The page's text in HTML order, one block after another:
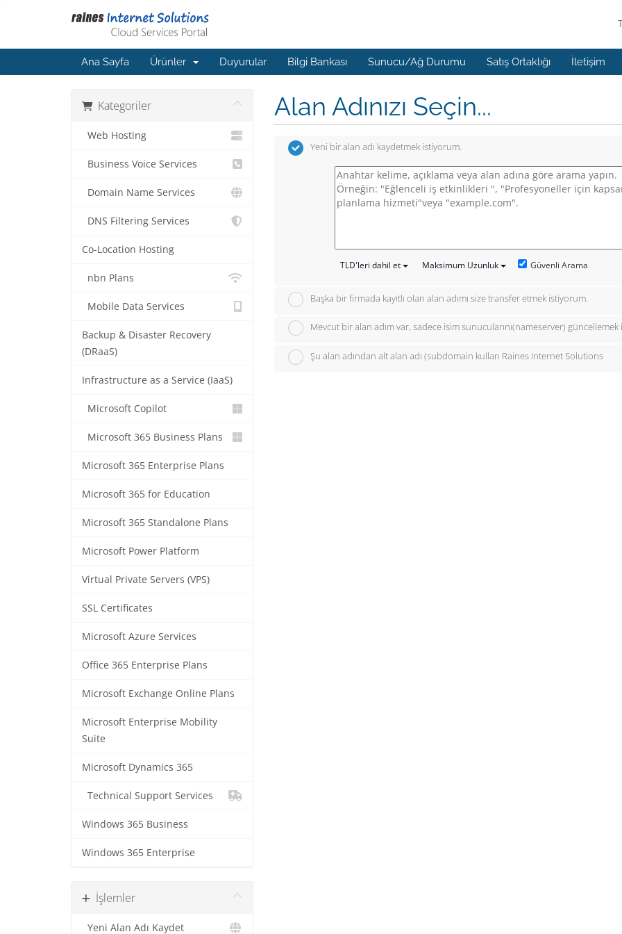
Ana Sayfa Ürünler Duyurular Bilgi Bankası Sunucu/Ağ Durumu Satış Ortaklığı İletişim
Kategoriler
Web Hosting
Business Voice Services
Domain Name Services
DNS Filtering Services
Co-Location Hosting
nbn Plans
Mobile Data Services
Backup & Disaster Recovery
(DRaaS)
Infrastructure as a Service (IaaS)
Microsoft Copilot
Microsoft 365 Business Plans
Microsoft 365 Enterprise Plans
Microsoft 365 for Education
Microsoft 365 Standalone Plans
Microsoft Power Platform
Virtual Private Servers (VPS)
SSL Certificates
Microsoft Azure Services
Office 365 Enterprise Plans
Microsoft Exchange Online Plans
Microsoft Enterprise Mobility
Suite
Microsoft Dynamics 365
Technical Support Services
Windows 365 Business
Windows 365 Enterprise
İşlemler
Yeni Alan Adı Kaydet
Alan Adınızı Seçin...
Yeni bir alan adı kaydetmek istiyorum.
TLD'leri dahil et Maksimum Uzunluk Güvenli Arama
Başka bir firmada kayıtlı olan alan adımı size transfer etmek istiyorum.
Mevcut bir alan adım var, sadece isim sunucularını(nameserver)
Şu alan adından alt alan adı (subdomain kullan Raines Internet Solutions